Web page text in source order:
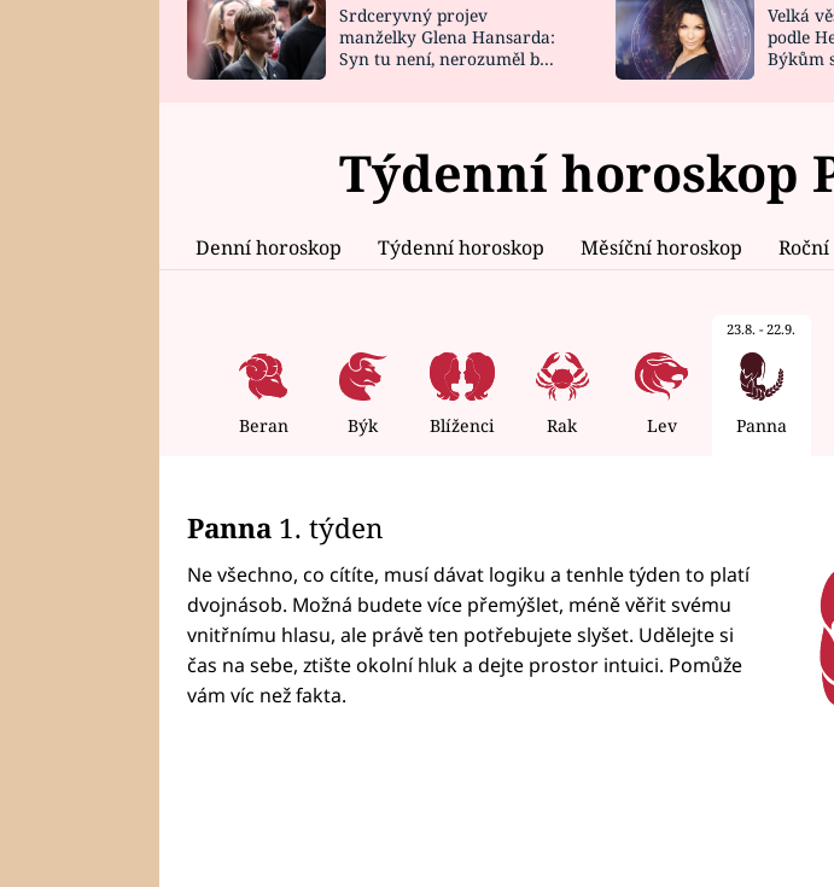
HOROSKOP NA
CELEBRITY
VAŘENÍ
NOVINKY
VIDEORECEPTY
Srdceryvný projev
manželky Glena Hansarda:
Syn tu není, nerozuměl by
Velká
podle
Býkům
Týdenní horoskop
Denní horoskop Týdenní horoskop Měsíční horoskop
Beran Býk Blíženci Rak Lev
23.8. - 22.9.
Panna
Panna 1. týden
Ne všechno, co cítíte, musí dávat logiku a tenhle týden to platí
dvojnásob. Možná budete více přemýšlet, méně věřit svému
vnitřnímu hlasu, ale právě ten potřebujete slyšet. Udělejte si
čas na sebe, ztište okolní hluk a dejte prostor intuici. Pomůže
vám víc než fakta.